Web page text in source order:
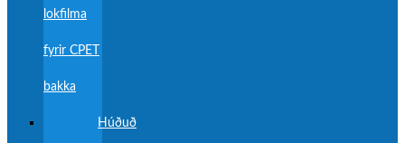
lokfilma
fyrir CPET
bakka
Húðuð